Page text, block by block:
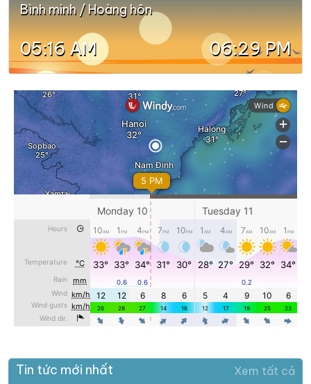
Bình minh / Hoàng hôn
05:16 AM 06:29 PM
Tin tức mới nhất Xem tất cả